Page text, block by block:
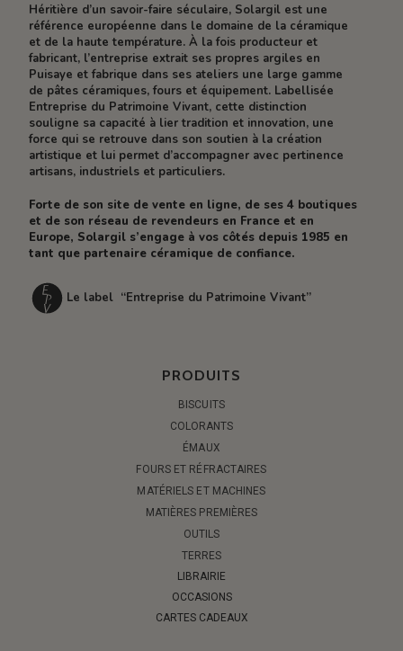
Héritière d’un savoir-faire séculaire, Solargil est une
référence européenne dans le domaine de la céramique
et de la haute température. À la fois producteur et
fabricant, l’entreprise extrait ses propres argiles en
Puisaye et fabrique dans ses ateliers une large gamme
de pâtes céramiques, fours et équipement. Labellisée
Entreprise du Patrimoine Vivant, cette distinction
souligne sa capacité à lier tradition et innovation, une
force qui se retrouve dans son soutien à la création
artistique et lui permet d’accompagner avec pertinence
artisans, industriels et particuliers.
Forte de son site de vente en ligne, de ses 4 boutiques
et de son réseau de revendeurs en France et en
Europe, Solargil s’engage à vos côtés depuis 1985 en
tant que partenaire céramique de confiance.
Le label “Entreprise du Patrimoine Vivant”
PRODUITS
BISCUITS
COLORANTS
ÉMAUX
FOURS ET RÉFRACTAIRES
MATÉRIELS ET MACHINES
MATIÈRES PREMIÈRES
OUTILS
TERRES
LIBRAIRIE
OCCASIONS
CARTES CADEAUX